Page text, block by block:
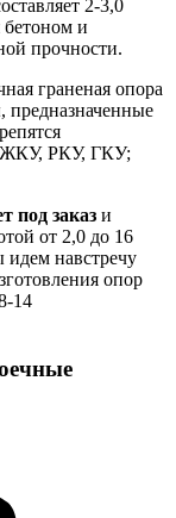
2-3,0
бетоном и
прочности.
граненая опора
ЖКУ, РКУ, ГКУ;
под заказ и
от 2,0 до 16
навстречу
опор
14